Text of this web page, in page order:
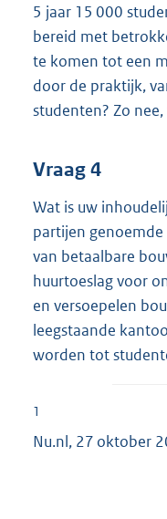
5 jaar 15 000
bereid met
te komen tot een
door de praktijk,
studenten? Zo
Vraag 4
Wat is uw
partijen genoemde
van betaalbare
huurtoeslag voor
en versoepelen
leegstaande
worden tot
1
Nu.nl, 27 oktober